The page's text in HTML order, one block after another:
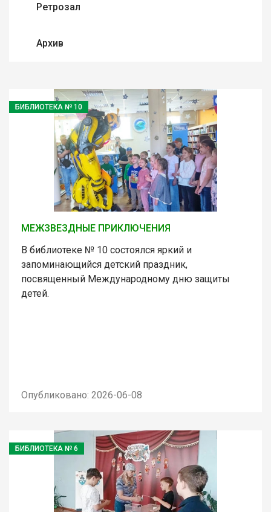
Ретрозал
Архив
БИБЛИОТЕКА № 10
МЕЖЗВЕЗДНЫЕ ПРИКЛЮЧЕНИЯ
В библиотеке № 10 состоялся яркий и
запоминающийся детский праздник,
посвященный Международному дню защиты
детей.
Опубликовано: 2026-06-08
БИБЛИОТЕКА № 6